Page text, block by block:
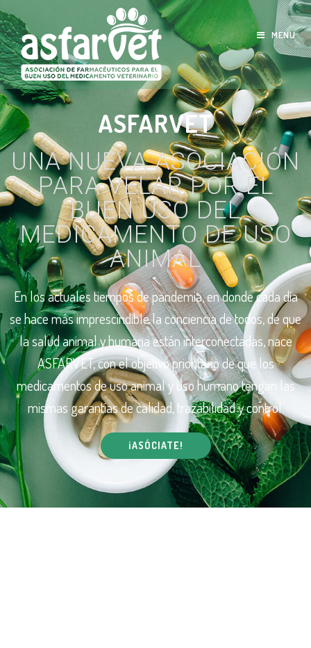
MENÚ
ASFARVET
UNA NUEVA ASOCIACIÓN
PARA VELAR POR EL
BUEN USO DEL
MEDICAMENTO DE USO
ANIMAL
En los actuales tiempos de pandemia, en donde cada día
se hace más imprescindible la conciencia de todos, de que
la salud animal y humana están interconectadas, nace
ASFARVET, con el objetivo prioritario de que los
medicamentos de uso animal y uso humano tengan las
mismas garantías de calidad, trazabilidad y control.
¡ASÓCIATE!